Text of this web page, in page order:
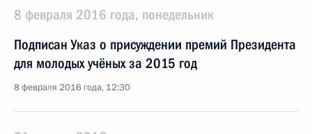
8 февраля 2016 года, понедельник
Подписан Указ о присуждении премий Президента
для молодых учёных за 2015 год
8 февраля 2016 года, 12:30